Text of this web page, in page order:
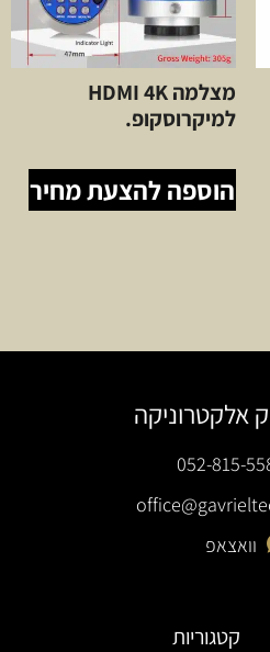
מצלמה HDMI 4K
למיקרוסקופ.
הוספה להצעת מחיר
אלקטרוניקה
052-815-
וואצאפ
קטגוריות